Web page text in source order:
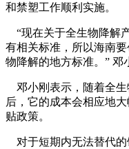
和禁塑工作顺利实施。
“现在关于全生物降解
有相关标准，所以海南
物降解的地方标准。” 邓
邓小刚表示，随着全生
后，它的成本会相应地
贴政策。
对于短期内无法替代的